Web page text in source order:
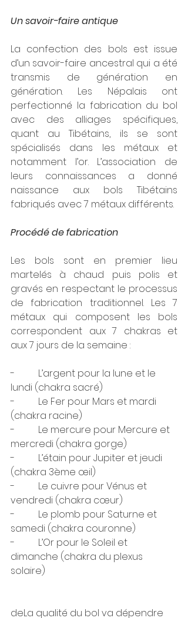
Un savoir-faire antique
La confection des bols est issue
d’un savoir-faire ancestral qui a été
transmis de génération en
génération. Les Népalais ont
perfectionné la fabrication du bol
avec des alliages spécifiques,
quant au Tibétains, ils se sont
spécialisés dans les métaux et
notamment l’or. L’association de
leurs connaissances a donné
naissance aux bols Tibétains
fabriqués avec 7 métaux différents.
Procédé de fabrication
Les bols sont en premier lieu
martelés à chaud puis polis et
gravés en respectant le processus
de fabrication traditionnel. Les 7
métaux qui composent les bols
correspondent aux 7 chakras et
aux 7 jours de la semaine :
-          L’argent pour la lune et le
lundi (chakra sacré)
-          Le Fer pour Mars et mardi
(chakra racine)
-          Le mercure pour Mercure et
mercredi (chakra gorge)
-          L’étain pour Jupiter et jeudi
(chakra 3ème œil)
-          Le cuivre pour Vénus et
vendredi (chakra cœur)
-          Le plomb pour Saturne et
samedi (chakra couronne)
-          L’Or pour le Soleil et
dimanche (chakra du plexus
solaire)
deLa qualité du bol va dépendre